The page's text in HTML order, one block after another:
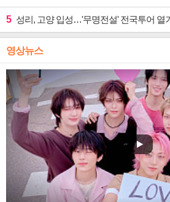
5 성리, 고양 입성…'무명전설' 전국투어 열
영상뉴스